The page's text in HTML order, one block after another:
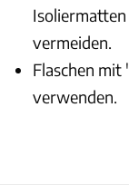
vermeiden.
Flaschen mit
verwenden.